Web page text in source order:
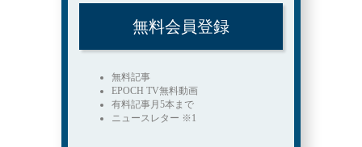
無料会員登録
無料記事
EPOCH TV無料動画
有料記事月5本まで
ニュースレター ※1